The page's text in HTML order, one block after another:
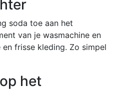
soda toe aan het
van je wasmachine en
frisse kleding. Zo simpel
het